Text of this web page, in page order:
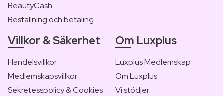
BeautyCash
Beställning och betaling
Villkor & Säkerhet
Handelsvillkor
Medlemskapsvillkor
Sekretesspolicy & Cookies
Om Luxplus
Luxplus Medlemskap
Om Luxplus
Vi stödjer